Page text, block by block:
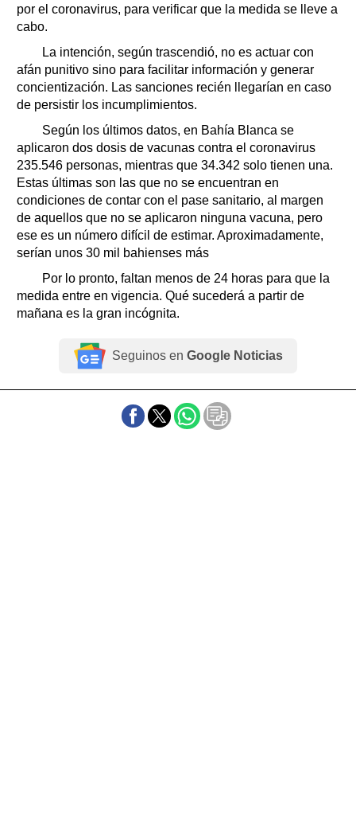
por el coronavirus, para verificar que la medida se lleve a
cabo.
La intención, según trascendió, no es actuar con
afán punitivo sino para facilitar información y generar
concientización. Las sanciones recién llegarían en caso
de persistir los incumplimientos.
Según los últimos datos, en Bahía Blanca se
aplicaron dos dosis de vacunas contra el coronavirus
235.546 personas, mientras que 34.342 solo tienen una.
Estas últimas son las que no se encuentran en
condiciones de contar con el pase sanitario, al margen
de aquellos que no se aplicaron ninguna vacuna, pero
ese es un número difícil de estimar. Aproximadamente,
serían unos 30 mil bahienses más
Por lo pronto, faltan menos de 24 horas para que la
medida entre en vigencia. Qué sucederá a partir de
mañana es la gran incógnita.
Seguinos en Google Noticias